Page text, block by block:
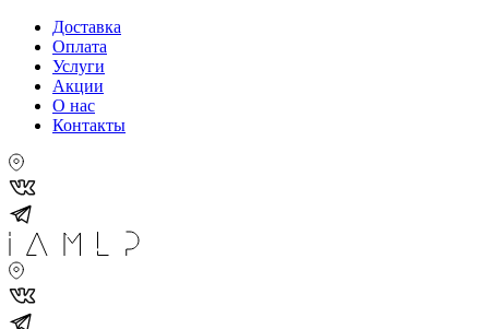
Доставка
Оплата
Услуги
Акции
О нас
Контакты